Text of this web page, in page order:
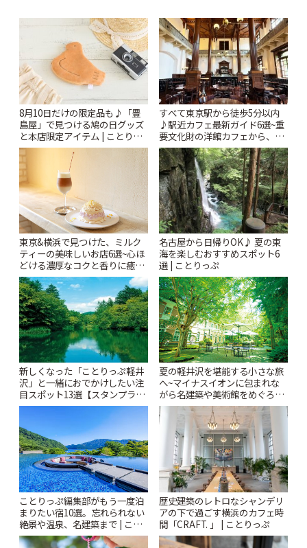
8月10日だけの限定品も♪「豊
島屋」で見つける鳩の日グッズ
と本店限定アイテム | ことりっ
ぷ
すべて東京駅から徒歩5分以内
♪駅近カフェ最新ガイド6選~重
要文化財の洋館カフェから、改
札すぐのレトロ喫茶まで~ | こと
りっぷ
東京&横浜で見つけた、ミルク
ティーの美味しいお店6選~心ほ
どける濃厚なコクと香りに癒や
されるティータイム~ | ことりっ
ぷ
名古屋から日帰りOK♪ 夏の東
海を楽しむおすすめスポット6
選 | ことりっぷ
新しくなった「ことりっぷ軽井
沢」と一緒におでかけしたい注
目スポット13選【スタンプラリ
ー開催中】 | ことりっぷ
夏の軽井沢を堪能する小さな旅
へ~マイナスイオンに包まれな
がら名建築や美術館をめぐろう
~ | ことりっぷ
ことりっぷ編集部がもう一度泊
まりたい宿10選。忘れられない
絶景や温泉、名建築まで | こと
りっぷ
歴史建築のレトロなシャンデリ
アの下で過ごす横浜のカフェ時
間「CRAFT. 」 | ことりっぷ